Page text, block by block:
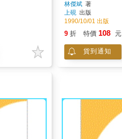
林傑斌著
上硯 出版
1990/10/01 出版
9 折 特價 108 元
貨到通知